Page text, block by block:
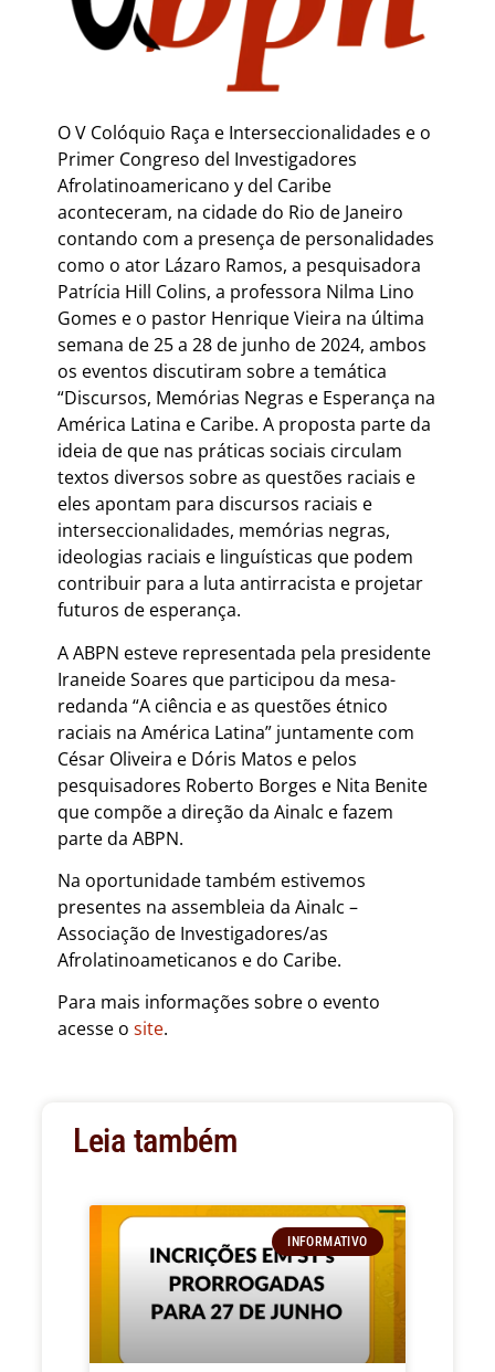
O V Colóquio Raça e Interseccionalidades e o
Primer Congreso del Investigadores
Afrolatinoamericano y del Caribe
aconteceram, na cidade do Rio de Janeiro
contando com a presença de personalidades
como o ator Lázaro Ramos, a pesquisadora
Patrícia Hill Colins, a professora Nilma Lino
Gomes e o pastor Henrique Vieira na última
semana de 25 a 28 de junho de 2024, ambos
os eventos discutiram sobre a temática
“Discursos, Memórias Negras e Esperança na
América Latina e Caribe. A proposta parte da
ideia de que nas práticas sociais circulam
textos diversos sobre as questões raciais e
eles apontam para discursos raciais e
interseccionalidades, memórias negras,
ideologias raciais e linguísticas que podem
contribuir para a luta antirracista e projetar
futuros de esperança.
A ABPN esteve representada pela presidente
Iraneide Soares que participou da mesa-
redanda “A ciência e as questões étnico
raciais na América Latina” juntamente com
César Oliveira e Dóris Matos e pelos
pesquisadores Roberto Borges e Nita Benite
que compõe a direção da Ainalc e fazem
parte da ABPN.
Na oportunidade também estivemos
presentes na assembleia da Ainalc –
Associação de Investigadores/as
Afrolatinoameticanos e do Caribe.
Para mais informações sobre o evento
acesse o site.
Leia também
INFORMATIVO